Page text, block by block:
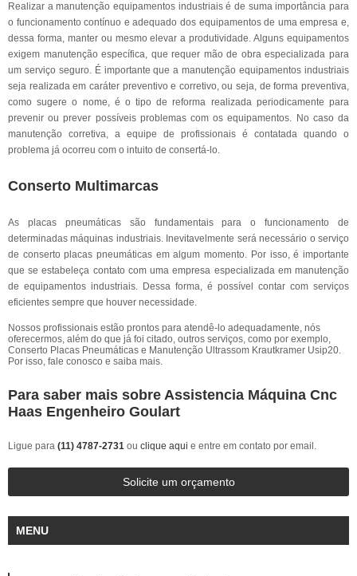
Realizar a manutenção equipamentos industriais é de suma importância para
o funcionamento contínuo e adequado dos equipamentos de uma empresa e,
dessa forma, manter ou mesmo elevar a produtividade. Alguns equipamentos
exigem manutenção específica, que requer mão de obra especializada para
um serviço seguro. É importante que a manutenção equipamentos industriais
seja realizada em caráter preventivo e corretivo, ou seja, de forma preventiva,
como sugere o nome, é o tipo de reforma realizada periodicamente para
prevenir ou prever possíveis problemas com os equipamentos. No caso da
manutenção corretiva, a equipe de profissionais é contatada quando o
problema já ocorreu com o intuito de consertá-lo.
Conserto Multimarcas
As placas pneumáticas são fundamentais para o funcionamento de
determinadas máquinas industriais. Inevitavelmente será necessário o serviço
de conserto placas pneumáticas em algum momento. Por isso, é importante
que se estabeleça contato com uma empresa especializada em manutenção
de equipamentos industriais. Dessa forma, é possível contar com serviços
eficientes sempre que houver necessidade.
Nossos profissionais estão prontos para atendê-lo adequadamente, nós
oferecermos, além do que já foi citado, outros serviços, como por exemplo,
Conserto Placas Pneumáticas e Manutenção Ultrassom Krautkramer Usip20.
Por isso, fale conosco e saiba mais.
Para saber mais sobre Assistencia Máquina Cnc
Haas Engenheiro Goulart
Ligue para (11) 4787-2731 ou clique aqui e entre em contato por email.
Solicite um orçamento
MENU